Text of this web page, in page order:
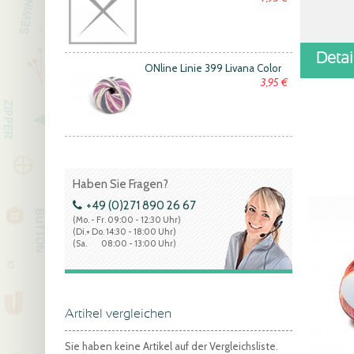
ONline Linie 399 Livana Color
3,95 €
Haben Sie Fragen?
+49 (0)271 890 26 67
(Mo. - Fr. 09:00 - 12:30 Uhr)
(Di.+ Do. 14:30 - 18:00 Uhr)
(Sa. 08:00 - 13:00 Uhr)
Artikel vergleichen
Sie haben keine Artikel auf der Vergleichsliste.